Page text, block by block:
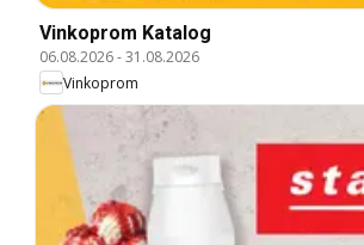
Vinkoprom Katalog
06.08.2026-31.08.2026
Vinkoprom